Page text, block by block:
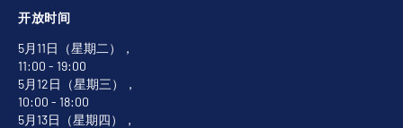
开放时间
5月11日（星期二），
11:00 - 19:00
5月12日（星期三），
10:00 - 18:00
5月13日（星期四），